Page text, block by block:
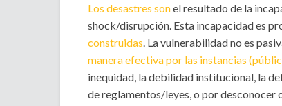
Los desastres sonel resultado de la
shock/disrupción. Esta incapacidad es
construidas. La vulnerabilidad no es
manera efectiva por las instancias
inequidad, la debilidad institucional, la
de reglamentos/leyes, o por desconocer